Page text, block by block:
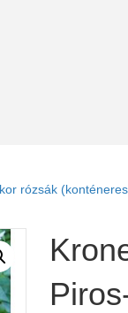
rózsák